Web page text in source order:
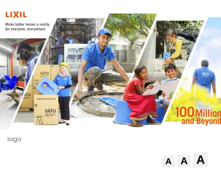
logo
A A A